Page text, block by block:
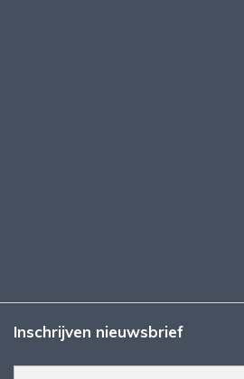
Inschrijven nieuwsbrief